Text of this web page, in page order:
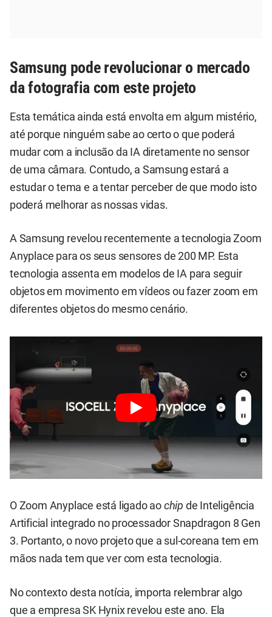
Samsung pode revolucionar o mercado
da fotografia com este projeto
Esta temática ainda está envolta em algum mistério,
até porque ninguém sabe ao certo o que poderá
mudar com a inclusão da IA diretamente no sensor
de uma câmara. Contudo, a Samsung estará a
estudar o tema e a tentar perceber de que modo isto
poderá melhorar as nossas vidas.
A Samsung revelou recentemente a tecnologia Zoom
Anyplace para os seus sensores de 200 MP. Esta
tecnologia assenta em modelos de IA para seguir
objetos em movimento em vídeos ou fazer zoom em
diferentes objetos do mesmo cenário.
O Zoom Anyplace está ligado ao chip de Inteligência
Artificial integrado no processador Snapdragon 8 Gen
3. Portanto, o novo projeto que a sul-coreana tem em
mãos nada tem que ver com esta tecnologia.
No contexto desta notícia, importa relembrar algo
que a empresa SK Hynix revelou este ano. Ela